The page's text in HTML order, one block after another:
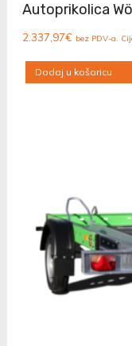
Autoprikolica
2.337,97€ bez PDV-a.
Dodaj u košaricu